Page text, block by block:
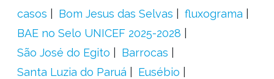
casos
Bom Jesus das Selvas
fluxograma
BAE no Selo UNICEF 2025-2028
São José do Egito
Barrocas
Santa Luzia do Paruá
Eusébio